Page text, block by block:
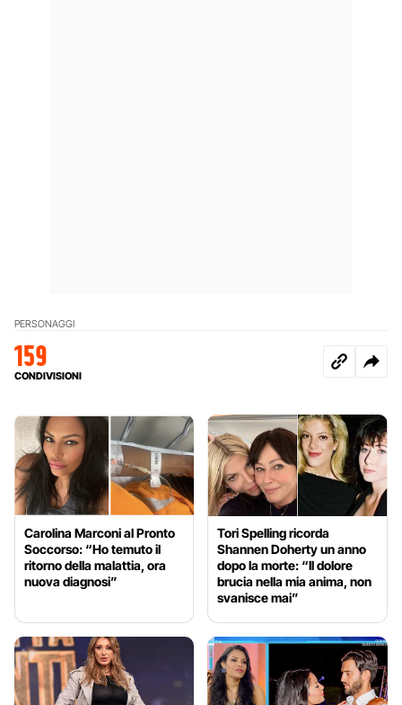
PERSONAGGI
159
CONDIVISIONI
Carolina Marconi al Pronto
Soccorso: “Ho temuto il
ritorno della malattia, ora
nuova diagnosi”
Tori Spelling ricorda
Shannen Doherty un anno
dopo la morte: “Il dolore
brucia nella mia anima, non
svanisce mai”